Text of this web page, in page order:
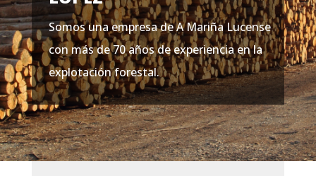
Somos una empresa de A Mariña Lucense
con más de 70 años de experiencia en la
explotación forestal.